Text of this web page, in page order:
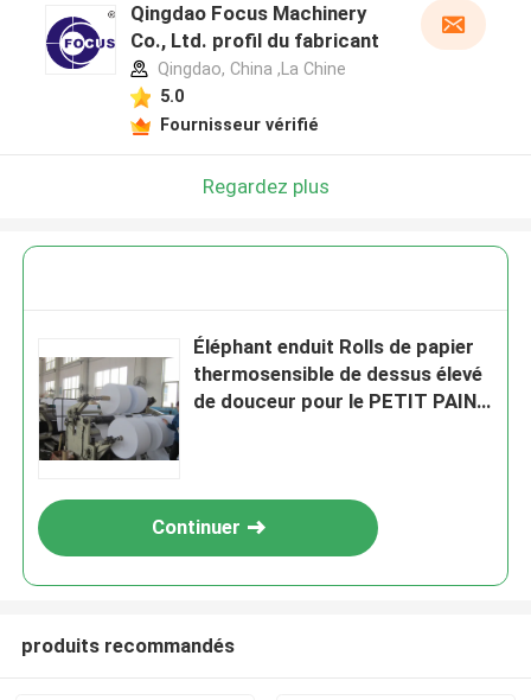
Laisser un message
Qingdao Focus Machinery
Co., Ltd. profil du fabricant
Qingdao, China ,La Chine
5.0
Fournisseur vérifié
Regardez plus
Éléphant enduit Rolls de papier
thermosensible de dessus élevé
de douceur pour le PETIT PAIN
Continuer
produits recommandés